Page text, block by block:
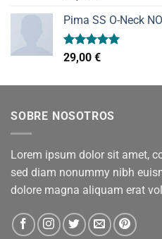
con
de 5
Pima SS O-Neck
Valorado
con
29,00 €
SOBRE NOSOTROS
Lorem ipsum dolor sit amet,
sed diam nonummy nibh
dolore magna aliquam erat